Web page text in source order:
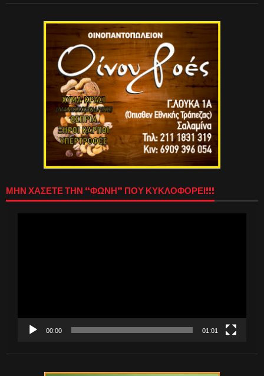
ΜΗΝ ΧΑΣΕΤΕ ΤΗΝ “ΦΩΝΗ” ΠΟΥ ΚΥΚΛΟΦΟΡΕΙ!!!
00:00 01:01